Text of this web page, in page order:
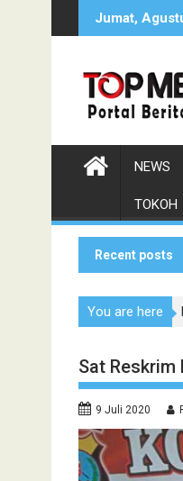
Jumat,
NEWS
TOKOH
Recent posts
You are here
Sat Reskrim
9 Juli 2020